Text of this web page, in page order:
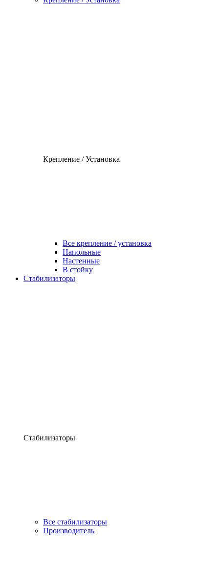
Крепление / Установка
Все крепление / установка
Напольные
Настенные
В стойку
Стабилизаторы
Стабилизаторы
Все стабилизаторы
Производитель